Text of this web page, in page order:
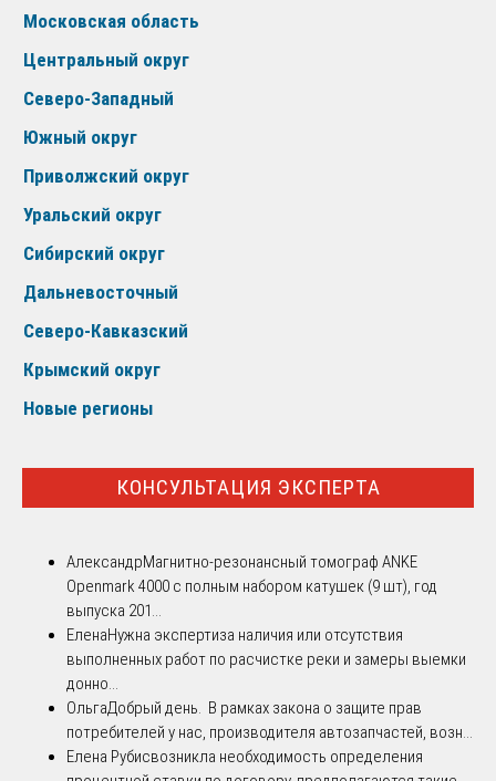
Московская область
Центральный округ
Северо-Западный
Южный округ
Приволжский округ
Уральский округ
Сибирский округ
Дальневосточный
Северо-Кавказский
Крымский округ
Новые регионы
КОНСУЛЬТАЦИЯ ЭКСПЕРТА
АлександрМагнитно-резонансный томограф ANKE
Openmark 4000 с полным набором катушек (9 шт), год
выпуска 201...
ЕленаНужна экспертиза наличия или отсутствия
выполненных работ по расчистке реки и замеры выемки
донно...
ОльгаДобрый день. В рамках закона о защите прав
потребителей у нас, производителя автозапчастей, возн...
Елена Рубисвозникла необходимость определения